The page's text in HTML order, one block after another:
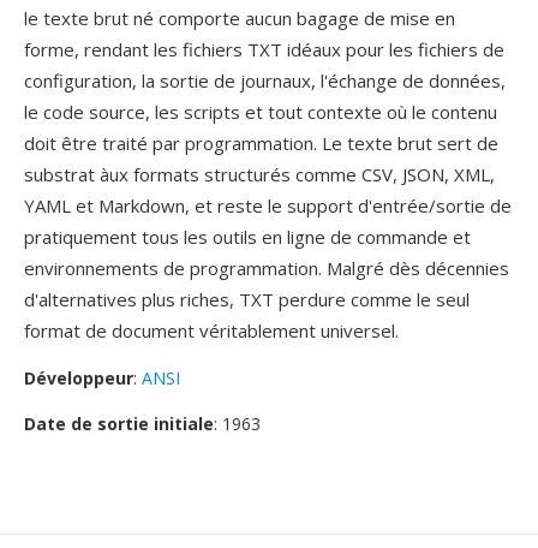
le texte brut né comporte aucun bagage de mise en
forme, rendant les fichiers TXT idéaux pour les fichiers de
configuration, la sortie de journaux, l'échange de données,
le code source, les scripts et tout contexte où le contenu
doit être traité par programmation. Le texte brut sert de
substrat àux formats structurés comme CSV, JSON, XML,
YAML et Markdown, et reste le support d'entrée/sortie de
pratiquement tous les outils en ligne de commande et
environnements de programmation. Malgré dès décennies
d'alternatives plus riches, TXT perdure comme le seul
format de document véritablement universel.
Développeur: ANSI
Date de sortie initiale: 1963